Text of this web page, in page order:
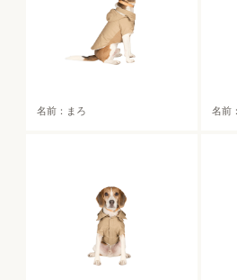
名前：まろ 名前